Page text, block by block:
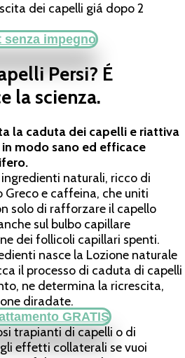
dei capelli giá dopo 2
senza impegno
Persi? É
la scienza.
la caduta dei capelli e riattiva
modo sano ed efficace
naturali, ricco di
Greco e caffeina, che uniti
solo di rafforzare il capello
sul bulbo capillare
dei follicoli capillari spenti.
nasce la Lozione naturale
il processo di caduta di capelli
ne determina la ricrescita,
diradate.
GRATIS
trapianti di capelli o di
effetti collaterali se vuoi